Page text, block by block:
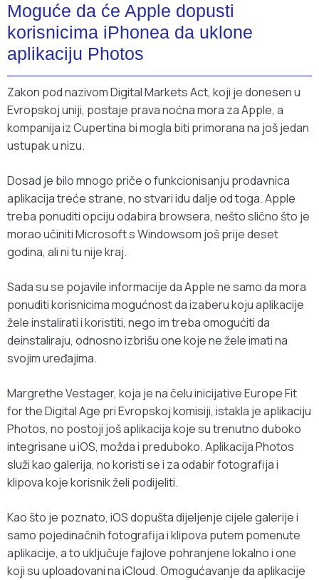
Moguće da će Apple dopusti
korisnicima iPhonea da uklone
aplikaciju Photos
Zakon pod nazivom Digital Markets Act, koji je donesen u
Evropskoj uniji, postaje prava noćna mora za Apple, a
kompanija iz Cupertina bi mogla biti primorana na još jedan
ustupak u nizu.
Dosad je bilo mnogo priče o funkcionisanju prodavnica
aplikacija treće strane, no stvari idu dalje od toga. Apple
treba ponuditi opciju odabira browsera, nešto slično što je
morao učiniti Microsoft s Windowsom još prije deset
godina, ali ni tu nije kraj.
Sada su se pojavile informacije da Apple ne samo da mora
ponuditi korisnicima mogućnost da izaberu koju aplikacije
žele instalirati i koristiti, nego im treba omogućiti da
deinstaliraju, odnosno izbrišu one koje ne žele imati na
svojim uređajima.
Margrethe Vestager, koja je na čelu inicijative Europe Fit
for the Digital Age pri Evropskoj komisiji, istakla je aplikaciju
Photos, no postoji još aplikacija koje su trenutno duboko
integrisane u iOS, možda i preduboko. Aplikacija Photos
služi kao galerija, no koristi se i za odabir fotografija i
klipova koje korisnik želi podijeliti.
Kao što je poznato, iOS dopušta dijeljenje cijele galerije i
samo pojedinačnih fotografija i klipova putem pomenute
aplikacije, a to uključuje fajlove pohranjene lokalno i one
koji su uploadovani na iCloud. Omogućavanje da aplikacije